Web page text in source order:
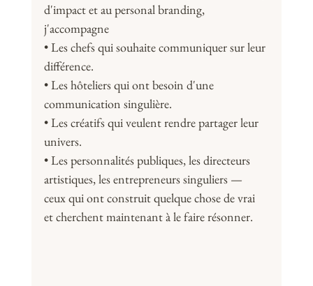
d'impact et au personal branding,
j'accompagne
• Les chefs qui souhaite communiquer sur leur
différence.
• Les hôteliers qui ont besoin d'une
communication singulière.
• Les créatifs qui veulent rendre partager leur
univers.
• Les personnalités publiques, les directeurs
artistiques, les entrepreneurs singuliers —
ceux qui ont construit quelque chose de vrai
et cherchent maintenant à le faire résonner.